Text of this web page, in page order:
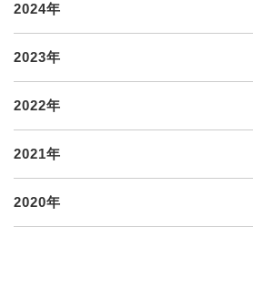
2024年
2023年
2022年
2021年
2020年